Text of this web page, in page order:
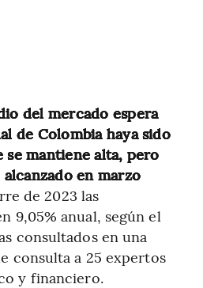
del mercado espera
de Colombia haya sido
se mantiene alta, pero
en marzo
de 2023 las
9,05% anual, según el
consultados en una
consulta a 25 expertos
y financiero.